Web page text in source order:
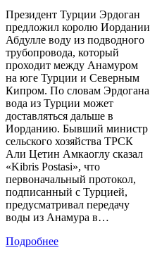
Президент Турции Эрдоган
предложил королю Иордании
Абдулле воду из подводного
трубопровода, который
проходит между Анамуром
на юге Турции и Северным
Кипром. По словам Эрдогана
вода из Турции может
доставляться дальше ​​в
Иорданию. Бывший министр
сельского хозяйства ТРСК
Али Цетин Амкаоглу сказал
«Kibris Postasi», что
первоначальный протокол,
подписанный с Турцией,
предусматривал передачу
воды из Анамура в…
Подробнее